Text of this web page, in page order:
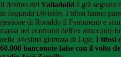
Il destino del Valladolid è già segnato
in Segunda División. I tifosi hanno
gestione di Ronaldo il Fenomeno e
massa nei confronti dell'ex attaccante
nella 34esima giornata di Liga. I tifosi
60.000 banconote false con il volto